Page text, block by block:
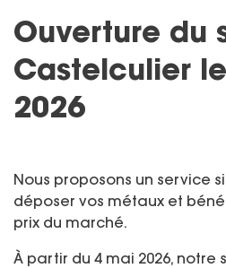
Ouverture du
Castelculier
2026
Nous proposons un service
déposer vos métaux et
prix du marché.
À partir du 4 mai 2026, notre